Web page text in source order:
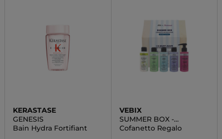
KERASTASE
GENESIS
Bain Hydra Fortifiant
VEBIX
SUMMER BOX -
EDIZIONE LIMITATA
Cofanetto Regalo